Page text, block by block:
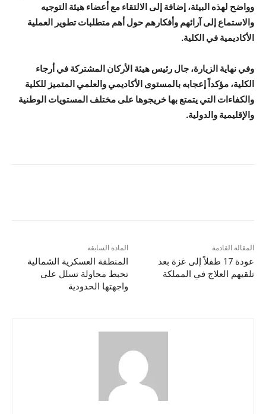
وواضح لهذه البيئة، إضافة إلى الالتقاء مع أعضاء هيئة التوجيه
والاستماع إلى آرائهم وأفكارهم حول أهم متطلبات تطوير العملية
الأكاديمية في الكلية.
وفي نهاية الزيارة، جال رئيس هيئة الأركان المشتركة في أرجاء
الكلية، مؤكداً إعجابه بالمستوى الأكاديمي والعلمي المتميز للكلية
والكفاءات التي يتمتع بها خريجوها على مختلف المستويات الوطنية
والإقليمية والدولية.
المادة السابقة
المنطقة العسكرية الشمالية
تحبط محاولة تسلل على
واجهتها الحدودية
المقالة القادمة
عودة 17 طفلاً إلى غزة بعد
تلقيهم العلاج في المملكة